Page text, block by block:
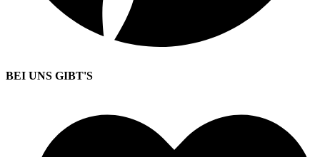
BEI UNS GIBT'S